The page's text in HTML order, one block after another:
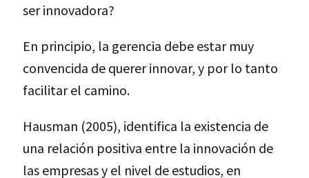
ser innovadora?
En principio, la gerencia debe estar muy
convencida de querer innovar, y por lo tanto
facilitar el camino.
Hausman (2005), identifica la existencia de
una relación positiva entre la innovación de
las empresas y el nivel de estudios, en